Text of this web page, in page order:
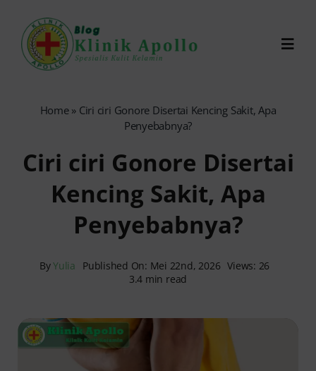
content
Reservasi Online
Home» Ciri ciri Gonore Disertai Kencing Sakit, Apa
Penyebabnya?
Ciri ciri Gonore Disertai
Kencing Sakit, Apa
Penyebabnya?
ByYulia Published On: Mei 22nd, 2026 Views: 26
3.4 min read